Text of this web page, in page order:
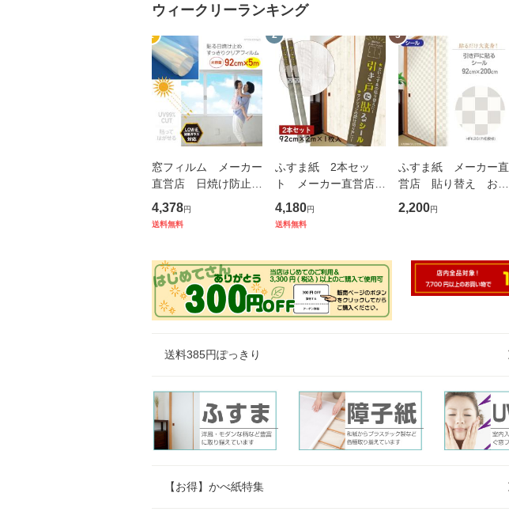
ウィークリーランキング
1
窓フィルム メーカー
直営店 日焼け防止
UV99％カット 紫外
線対策 すっきりクリ
荷 92cm×5
4,378円
送料無料
2
ふすま紙 2本セッ
ト メーカー直営店
貼り替え おしゃれ
かわいい シール 和
ール 引き戸
4,180円
送料無料
3
ふすま紙 メーカー直
営店 貼り替え おし
ゃれ かわいい シー
ル 和モダン 引き戸
m×2m（20
2,200円
送料385円ぽっきり
【お得】かべ紙特集